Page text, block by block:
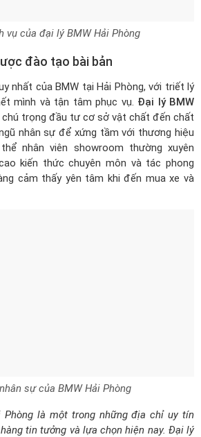
vụ của đại lý BMW Hải Phòng
đào tạo bài bản
nhất của BMW tại Hải Phòng, với triết lý
mình và tận tâm phục vụ. Đại lý BMW
trọng đầu tư cơ sở vật chất đến chất
nhân sự để xứng tầm với thương hiệu
nhân viên showroom thường xuyên
kiến thức chuyên môn và tác phong
cảm thấy yên tâm khi đến mua xe và
sự của BMW Hải Phòng
Phòng là một trong những địa chỉ uy tín
tin tưởng và lựa chọn hiện nay. Đại lý